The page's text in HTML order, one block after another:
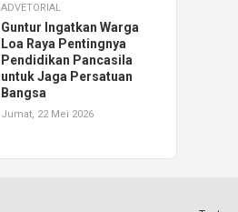
ADVETORIAL
Guntur Ingatkan Warga
Loa Raya Pentingnya
Pendidikan Pancasila
untuk Jaga Persatuan
Bangsa
Jumat, 22 Mei 2026